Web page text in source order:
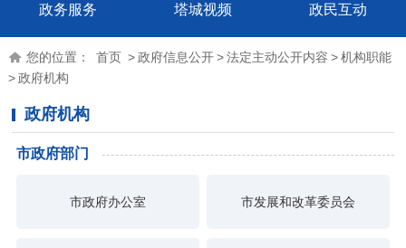
政务服务 塔城视频 政民互动
您的位置： 首页 >政府信息公开>法定主动公开内容 >机构职能
>政府机构
政府机构
市政府部门
市政府办公室 市发展和改革委员会